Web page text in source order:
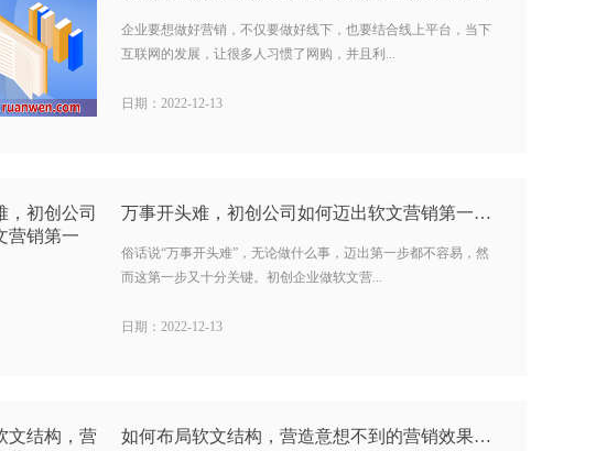
企业要想做好营销，不仅要做好线下，也要结合线上平台，当下
互联网的发展，让很多人习惯了网购，并且利...
日期：2022-12-13
万事开头难，初创公司如何迈出软文营销第一步？…
俗话说“万事开头难”，无论做什么事，迈出第一步都不容易，然
而这第一步又十分关键。初创企业做软文营...
日期：2022-12-13
如何布局软文结构，营造意想不到的营销效果？…